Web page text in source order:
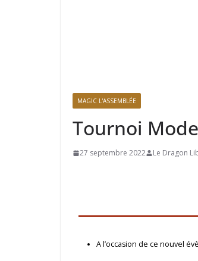
MAGIC L'ASSEMBLÉE
Tournoi
27 septembre 2022 Le Dragon
A l’occasion de ce nouvel